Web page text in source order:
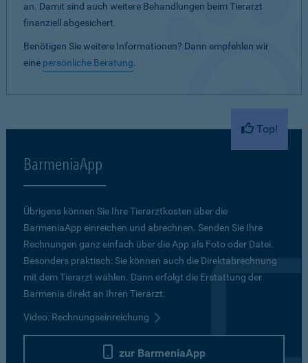
an. Damit sind auch weitere Behandlungen beim Tierarzt
finanziell abgesichert.
Benötigen Sie weitere Informationen? Dann empfehlen wir
eine persönliche Beratung.
Top!
BarmeniaApp
Übrigens können Sie Ihre Tierarztkosten über die
BarmeniaApp einreichen und abrechnen. Senden Sie Ihre
Rechnungen ganz einfach über die App als Foto oder Datei.
Besonders praktisch: Sie können auch die Direktabrechnung
mit dem Tierarzt wählen. Dann erfolgt die Erstattung der
Barmenia direkt an Ihren Tierarzt.
Video: Rechnungseinreichung
zur BarmeniaApp